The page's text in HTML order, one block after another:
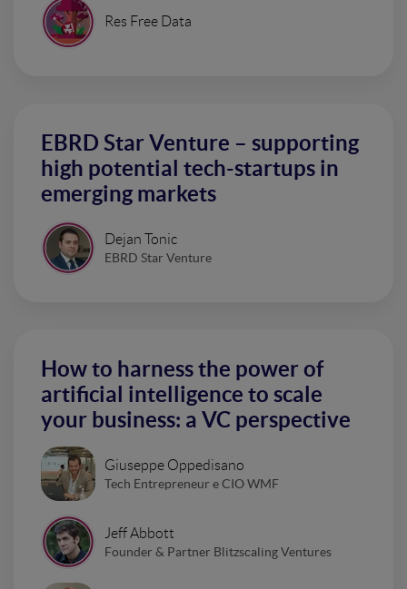
Res Free Data
EBRD Star Venture – supporting
high potential tech-startups in
emerging markets
Dejan Tonic
EBRD Star Venture
How to harness the power of
artificial intelligence to scale
your business: a VC perspective
Giuseppe Oppedisano
Tech Entrepreneur e CIO WMF
Jeff Abbott
Founder & Partner Blitzscaling Ventures